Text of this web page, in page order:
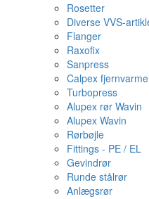
Rosetter
Diverse VVS-
Flanger
Raxofix
Sanpress
Calpex fjernvarme
Turbopress
Alupex rør Wavin
Alupex Wavin
Rørbøjle
Fittings - PE / EL
Gevindrør
Runde stålrør
Anlægsrør